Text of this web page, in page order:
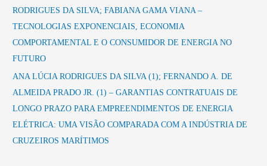
RODRIGUES DA SILVA; FABIANA GAMA VIANA –
TECNOLOGIAS EXPONENCIAIS, ECONOMIA
COMPORTAMENTAL E O CONSUMIDOR DE ENERGIA NO
FUTURO
ANA LÚCIA RODRIGUES DA SILVA (1); FERNANDO A. DE
ALMEIDA PRADO JR. (1) – GARANTIAS CONTRATUAIS DE
LONGO PRAZO PARA EMPREENDIMENTOS DE ENERGIA
ELÉTRICA: UMA VISÃO COMPARADA COM A INDÚSTRIA DE
CRUZEIROS MARÍTIMOS